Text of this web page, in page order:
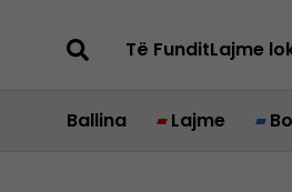
Të FunditLajme
Ballina Lajme